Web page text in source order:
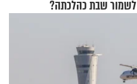
לשמור שבת כהלכתה?